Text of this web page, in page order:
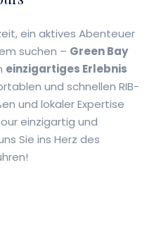
ein aktives Abenteuer
suchen – Green Bay
einzigartiges Erlebnis
und schnellen RIB-
und lokaler Expertise
einzigartig und
Sie ins Herz des